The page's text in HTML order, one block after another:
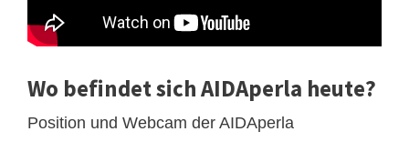
Wo befindet sich AIDAperla heute?
Position und Webcam der AIDAperla